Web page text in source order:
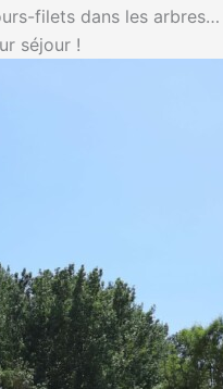
filets dans les arbres…
séjour !